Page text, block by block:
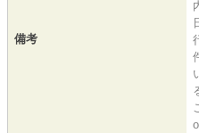
備考